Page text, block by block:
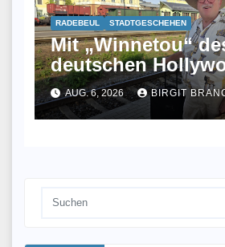
RADEBEUL STADTGESCHEHEN
Mit „Winnetou“
deutschen
Malers Klaus Dill
angekommen
AUG. 6, 2026 BIRGIT